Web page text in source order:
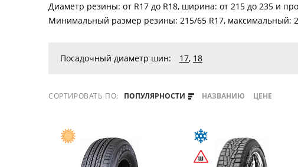
Диаметр резины: от R17 до R18, ширина: от 215 до 235 и
Минимальный размер резины: 215/65 R17, максимальный:
Посадочный диаметр шин: 17, 18
СОРТИРОВАТЬ ПО: ПОПУЛЯРНОСТИ НАЗВАНИЮ ЦЕНЕ